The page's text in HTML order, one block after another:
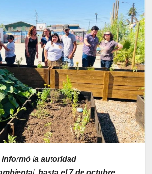
informó la autoridad
hasta el 7 de octubre